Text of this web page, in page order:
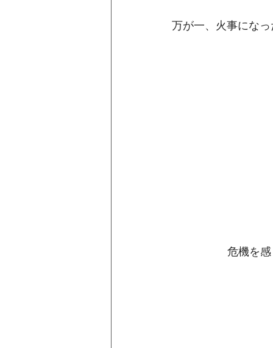
万が一、火事にな
危機を